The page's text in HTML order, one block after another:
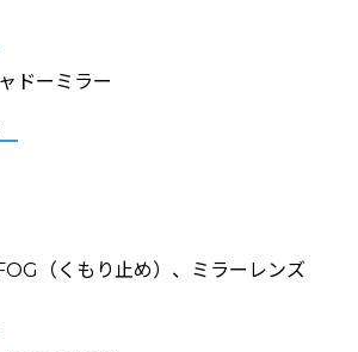
ドーミラー
（くもり止め）、ミラーレンズ